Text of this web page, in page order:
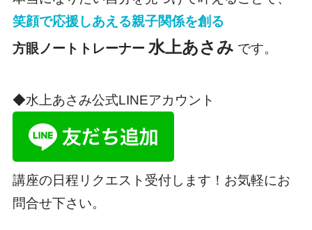
笑顔で応援しあえる親子関係を創る
方眼ノートトレーナー 水上あさみ です。
◆水上あさみ公式LINEアカウント
講座の日程リクエスト受付します！お気軽にお
問合せ下さい。